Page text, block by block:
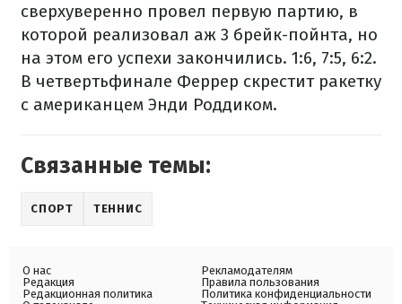
сверхуверенно провел первую партию, в
которой реализовал аж 3 брейк-пойнта, но
на этом его успехи закончились. 1:6, 7:5, 6:2.
В четвертьфинале Феррер скрестит ракетку
с американцем Энди Роддиком.
Связанные темы:
СПОРТ ТЕННИС
О нас
Редакция
Редакционная политика
Рекламодателям
Правила пользования
Политика конфиденциальности